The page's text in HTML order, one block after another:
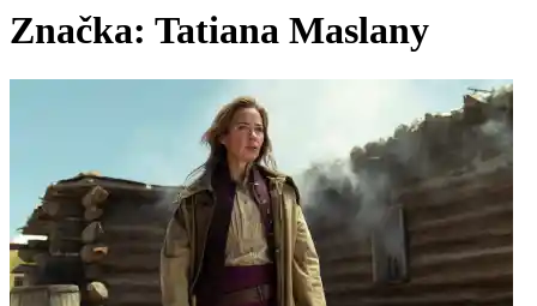
Značka: Tatiana Maslany